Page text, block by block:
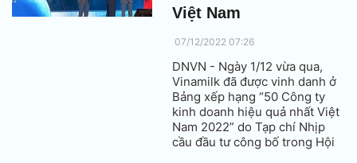
Việt Nam
07/12/2022 07:26
DNVN - Ngày 1/12 vừa qua,
Vinamilk đã được vinh danh ở
Bảng xếp hạng “50 Công ty
kinh doanh hiệu quả nhất Việt
Nam 2022” do Tạp chí Nhịp
cầu đầu tư công bố trong Hội